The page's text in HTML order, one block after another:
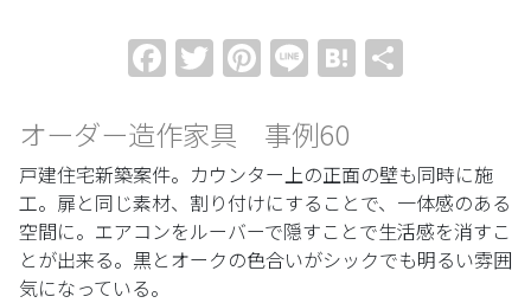
Facebook
Twitter
Pinterest
LineHatena
オーダー造作家具 事例60
戸建住宅新築案件。カウンター上の正面の壁も同時に施
工。扉と同じ素材、割り付けにすることで、一体感のある
空間に。エアコンをルーバーで隠すことで生活感を消すこ
とが出来る。黒とオークの色合いがシックでも明るい雰囲
気になっている。